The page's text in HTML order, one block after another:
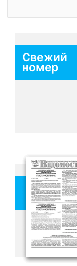
Свежий
номер